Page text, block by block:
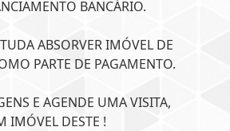
BANCÁRIO.
ABSORVER IMÓVEL DE
PARTE DE PAGAMENTO.
E AGENDE UMA VISITA,
IMÓVEL DESTE !